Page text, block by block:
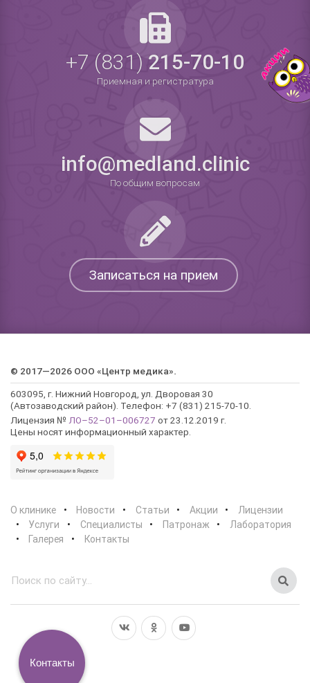
+7 (831)215-70-10
Приемная и регистратура
info@medland.clinic
По общим вопросам
Записаться на прием
© 2017—2026 ООО «Центр медика».
603095, г. Нижний Новгород, ул. Дворовая 30
(Автозаводский район). Телефон: +7 (831) 215-70-10.
Лицензия № ЛО–52–01–006727 от 23.12.2019 г.
Цены носят информационный характер.
О клинике Новости Статьи Акции
Лицензии
Услуги
Специалисты Патронаж
Лаборатория
Галерея
Контакты